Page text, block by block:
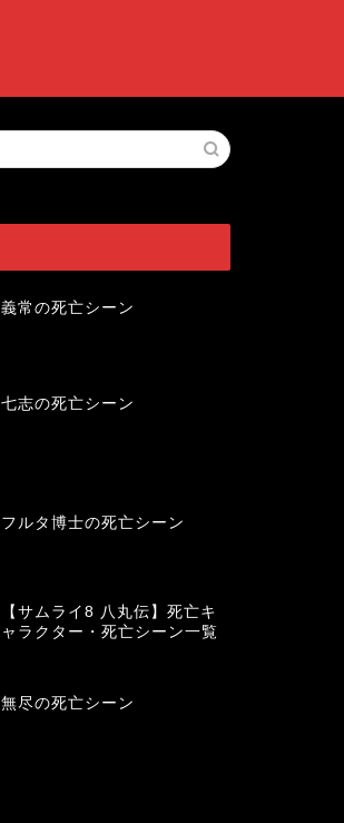
義常の死亡シーン
七志の死亡シーン
フルタ博士の死亡シーン
【サムライ8 八丸伝】死亡キ
ャラクター・死亡シーン一覧
無尽の死亡シーン